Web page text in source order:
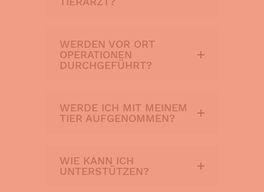
WERDEN VOR ORT
OPERATIONEN
DURCHGEFÜHRT?
WERDE ICH MIT MEINEM
TIER AUFGENOMMEN?
WIE KANN ICH
UNTERSTÜTZEN?